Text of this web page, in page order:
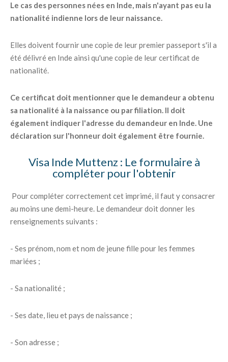
Le cas des personnes nées en Inde, mais n'ayant pas eu la
nationalité indienne lors de leur naissance.
Elles doivent fournir une copie de leur premier passeport s'il a
été délivré en Inde ainsi qu'une copie de leur certificat de
nationalité.
Ce certificat doit mentionner que le demandeur a obtenu
sa nationalité à la naissance ou par filiation. Il doit
également indiquer l'adresse du demandeur en Inde. Une
déclaration sur l'honneur doit également être fournie.
Visa Inde Muttenz : Le formulaire à
compléter pour l'obtenir
Pour compléter correctement cet imprimé, il faut y consacrer
au moins une demi-heure. Le demandeur doit donner les
renseignements suivants :
- Ses prénom, nom et nom de jeune fille pour les femmes
mariées ;
- Sa nationalité ;
- Ses date, lieu et pays de naissance ;
- Son adresse ;